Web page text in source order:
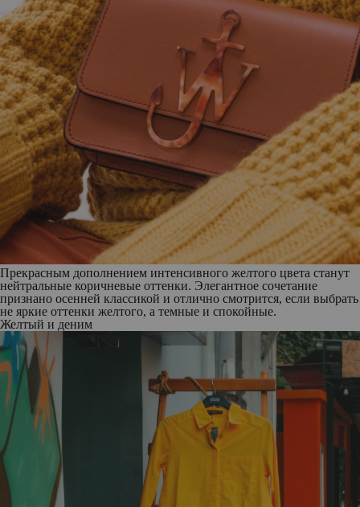
Прекрасным дополнением интенсивного желтого цвета станут
нейтральные коричневые оттенки. Элегантное сочетание
признано осенней классикой и отлично смотрится, если выбрать
не яркие оттенки желтого, а темные и спокойные.
Желтый и деним